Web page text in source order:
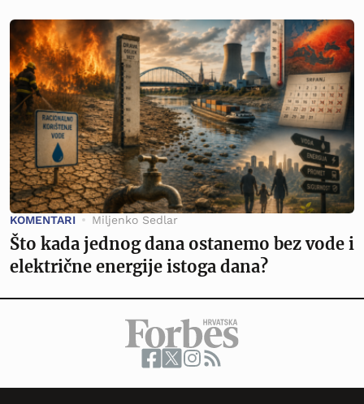
KOMENTARI Miljenko Sedlar
Što kada jednog dana ostanemo bez vode i
električne energije istoga dana?